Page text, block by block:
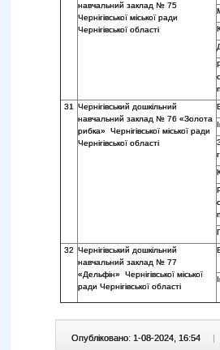
навчальний заклад № 75
Чернігівської міської ради
Чернігівської області
31
Чернігівський дошкільний
навчальний заклад № 76 «Золота
рибка» Чернігівської міської ради
Чернігівської області
32 Чернігівський дошкільний
навчальний заклад № 77
«Дельфін» Чернігівської міської
ради Чернігівської області
Опубліковано: 1-08-2024, 16:54 |